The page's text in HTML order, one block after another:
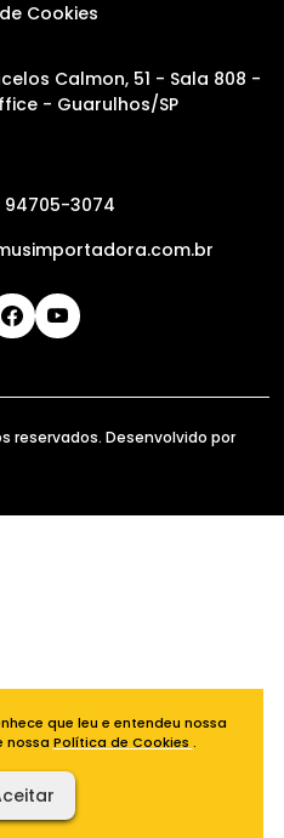
Cookies
Calmon, 51 - Sala 808 -
- Guarulhos/SP
94705-3074
reservados. Desenvolvido por
que leu e entendeu nossa
nossa Política de Cookies .